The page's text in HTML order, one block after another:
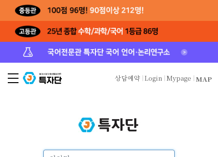
상담예약 Login Mypage MAP